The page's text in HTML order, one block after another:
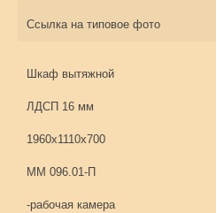
Ссылка на типовое фото
Шкаф вытяжной
ЛДСП 16 мм
1960х1110х700
ММ 096.01-П
-рабочая камера